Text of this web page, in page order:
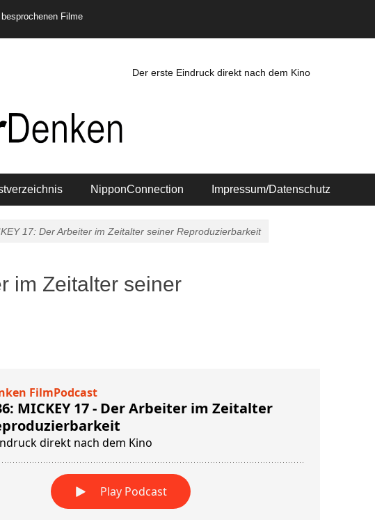
Filme
Der erste Eindruck direkt nach dem Kino
NipponConnection Impressum/Datenschutz
17: Der Arbeiter im Zeitalter seiner Reproduzierbarkeit
im Zeitalter seiner